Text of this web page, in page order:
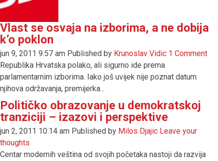
Vlast se osvaja na izborima, a ne dobija
k’o poklon
jun 9, 2011 9:57 am Published by Krunoslav Vidic 1 Comment
Republika Hrvatska polako, ali sigurno ide prema
parlamentarnim izborima. Iako još uvijek nije poznat datum
njihova održavanja, premijerka...
Političko obrazovanje u demokratskoj
tranziciji – izazovi i perspektive
jun 2, 2011 10:14 am Published by Milos Djajic Leave your
thoughts
Centar modernih veština od svojih početaka nastoji da razvija